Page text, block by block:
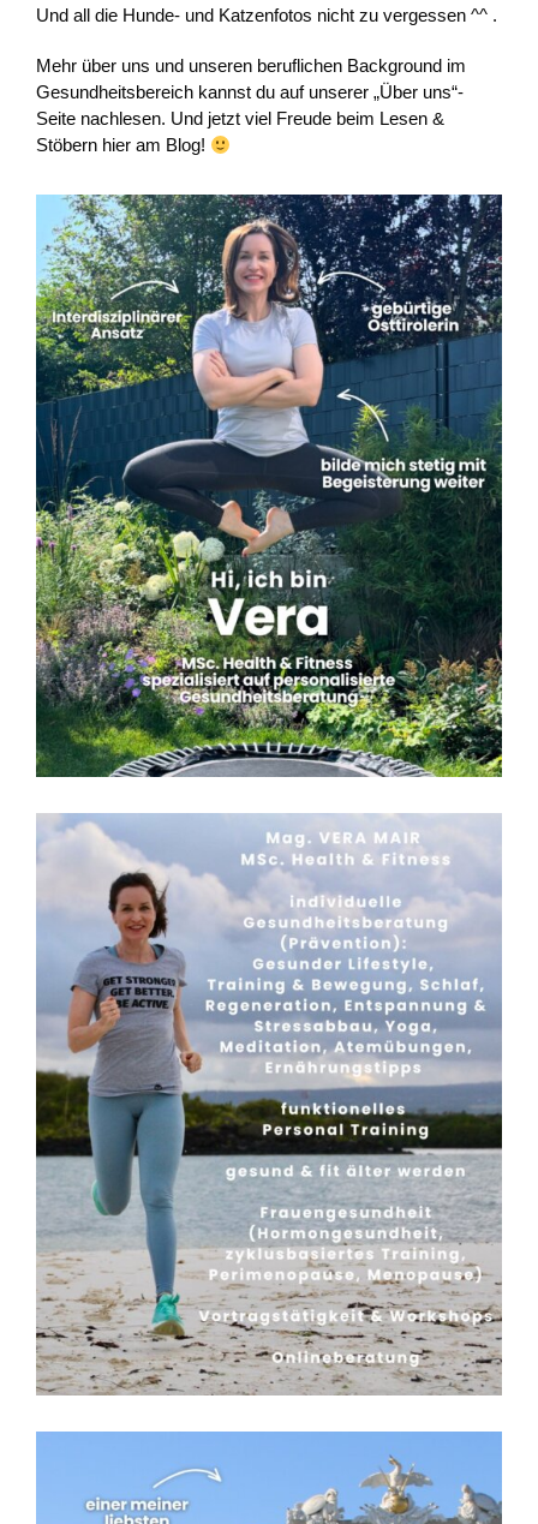
Und all die Hunde- und Katzenfotos nicht zu vergessen ^^ .
Mehr über uns und unseren beruflichen Background im
Gesundheitsbereich kannst du auf unserer „Über uns“-
Seite nachlesen. Und jetzt viel Freude beim Lesen &
Stöbern hier am Blog!